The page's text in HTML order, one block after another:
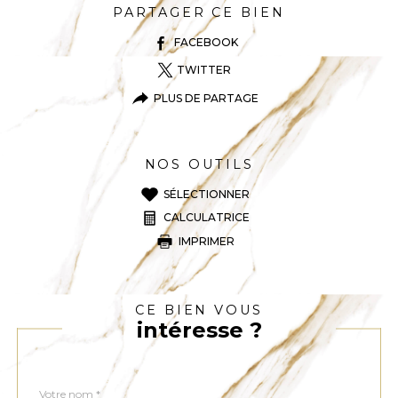
PARTAGER CE BIEN
FACEBOOK
TWITTER
PLUS DE PARTAGE
NOS OUTILS
SÉLECTIONNER
CALCULATRICE
IMPRIMER
CE BIEN VOUS
intéresse ?
*